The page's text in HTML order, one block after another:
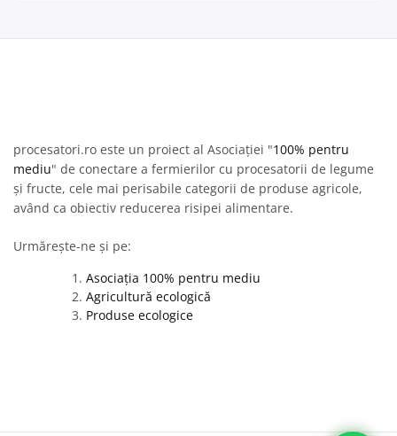
procesatori.ro este un proiect al Asociației "100% pentru
mediu" de conectare a fermierilor cu procesatorii de legume
și fructe, cele mai perisabile categorii de produse agricole,
având ca obiectiv reducerea risipei alimentare.
Urmărește-ne și pe:
Asociația 100% pentru mediu
Agricultură ecologică
Produse ecologice